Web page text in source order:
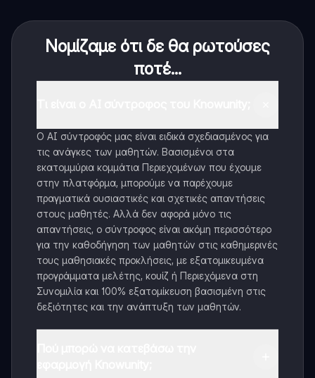
Νομίζαμε ότι δε θα ρωτούσες
ποτέ...
Ο AI σύντροφός μας είναι ειδικά σχεδιασμένος για
τις ανάγκες των μαθητών. Βασισμένοι στα
εκατομμύρια κομμάτια Περιεχομένων που έχουμε
στην πλατφόρμα, μπορούμε να παρέχουμε
πραγματικά ουσιαστικές και σχετικές απαντήσεις
στους μαθητές. Αλλά δεν αφορά μόνο τις
απαντήσεις, ο σύντροφος είναι ακόμη περισσότερο
για την καθοδήγηση των μαθητών στις καθημερινές
τους μαθησιακές προκλήσεις, με εξατομικευμένα
προγράμματα μελέτης, κουίζ ή Περιεχόμενα στη
Συνομιλία και 100% εξατομίκευση βασισμένη στις
δεξιότητες και την ανάπτυξη των μαθητών.